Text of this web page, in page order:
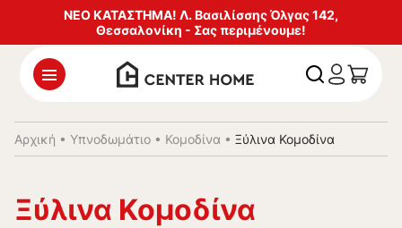
ΝΕΟ ΚΑΤΑΣΤΗΜΑ! Λ. Βασιλίσσης Όλγας 142,
Θεσσαλονίκη - Σας περιμένουμε!
Αρχική • Υπνοδωμάτιο • Κομοδίνα • Ξύλινα Κομοδίνα
Ξύλινα Κομοδίνα